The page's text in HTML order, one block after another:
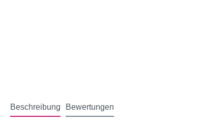
Beschreibung Bewertungen